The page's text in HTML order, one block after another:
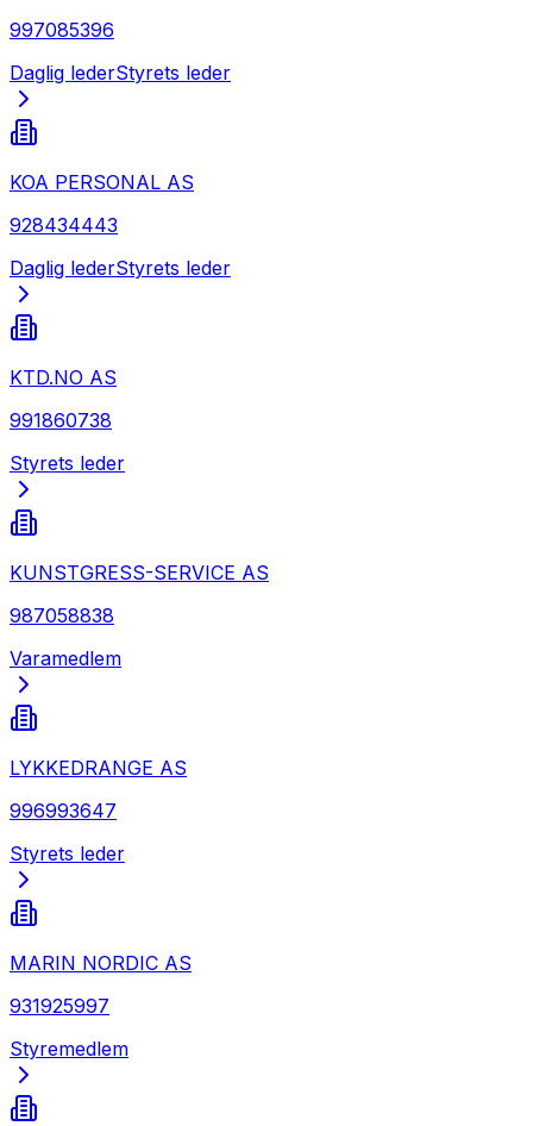
997085396
Daglig lederStyrets leder
KOA PERSONAL AS
928434443
Daglig lederStyrets leder
KTD.NO AS
991860738
Styrets leder
KUNSTGRESS-SERVICE AS
987058838
Varamedlem
LYKKEDRANGE AS
996993647
Styrets leder
MARIN NORDIC AS
931925997
Styremedlem